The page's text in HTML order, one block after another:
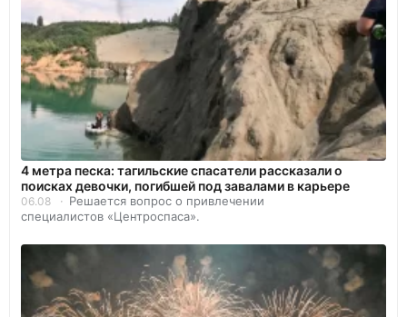
4 метра песка: тагильские спасатели рассказали о
поисках девочки, погибшей под завалами в карьере
06.08
Решается вопрос о привлечении
специалистов «Центроспаса».